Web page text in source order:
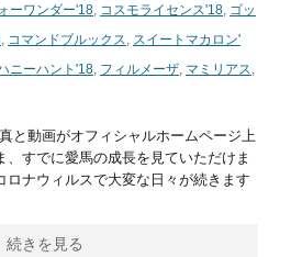
ーワンダー'18 コスモライセンス'18 ゴッ
コマンドブルックス
スイートマカロン'
ニーハント'18 フィルメーザ マミリアス
と動画がオフィシャルホームページ上
すでに愛馬の成長を見ていただけま
ロナウィルスで大変な日々が続きます
続きを見る